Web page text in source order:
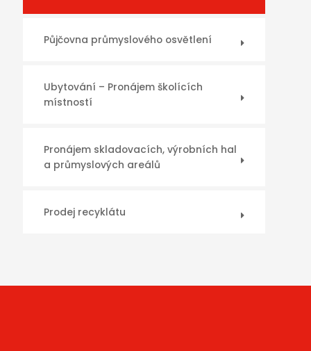
Půjčovna průmyslového osvětlení
Ubytování – Pronájem školících
místností
Pronájem skladovacích, výrobních hal
a průmyslových areálů
Prodej recyklátu